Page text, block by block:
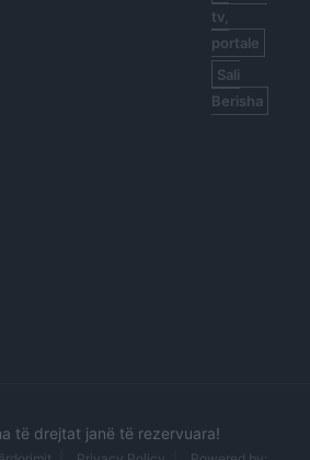
tv,
portale
Sali
Berisha
të drejtat janë të rezervuara!